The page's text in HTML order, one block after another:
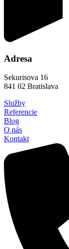
Adresa
Sekurisova 16
841 02 Bratislava
Služby
Referencie
Blog
O nás
Kontakt